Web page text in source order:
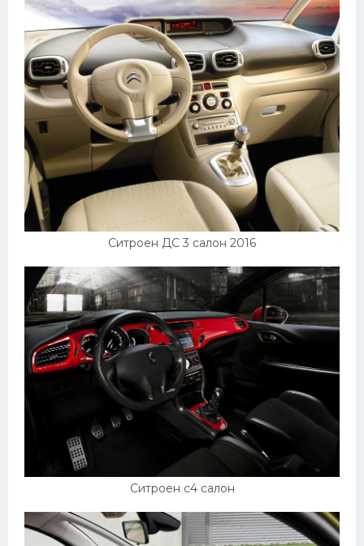
Ситроен ДС 3 салон 2016
Ситроен c4 салон